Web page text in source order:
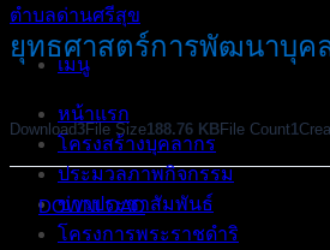
เมนู
หน้าแรก
โครงสร้างบุคลากร
ประมวลภาพกิจกรรม
ข่าวประชาสัมพันธ์
โครงการพระราชดำริ
ยุทธศาสตร์การพัฒนาบุค
Download3File Size188.76 KBFile Count1
DOWNLOAD